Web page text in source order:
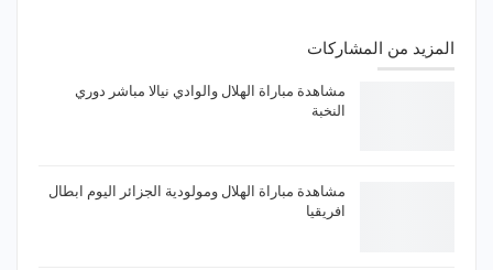
المزيد من المشاركات
مشاهدة مباراة الهلال والوادي نيالا مباشر دوري
النخبة
مشاهدة مباراة الهلال ومولودية الجزائر اليوم ابطال
افريقيا